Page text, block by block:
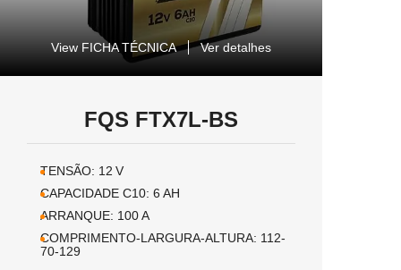
View FICHA TÉCNICA Ver detalhes
FQS FTX7L-BS
TENSÃO: 12 V
CAPACIDADE C10: 6 AH
ARRANQUE: 100A
COMPRIMENTO-LARGURA-ALTURA: 112-
70-129